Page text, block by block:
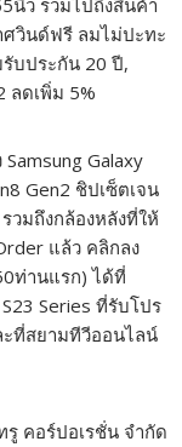
วินด์ฟรี ลมไม่ปะทะ
บประกัน 20 ปี,
ลดเพิ่ม 5%
Galaxy
Gen2 ชิปเซ็ตเจน
วมถึงกล้องหลังที่ให้
แล้ว คลิกลง
ท่านแรก) ได้ที่
Series ที่รับโปร
ที่สยามทีวีออนไลน์
คอร์ปอเรชั่น จำกัด